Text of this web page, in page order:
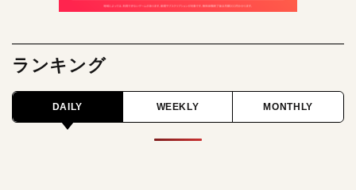
ランキング
DAILY WEEKLY MONTHLY